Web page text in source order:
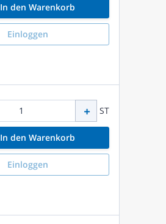
In den Warenkorb
Einloggen
ST
In den Warenkorb
Einloggen